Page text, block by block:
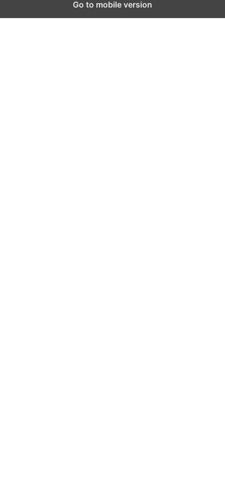
Go to mobile version